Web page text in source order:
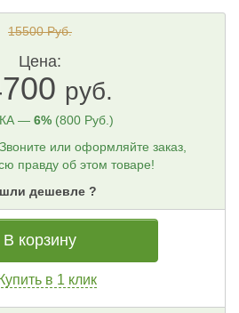
15500 Руб.
Цена:
руб.
— 6% (800 Руб.)
или оформляйте заказ,
правду об этом товаре!
дешевле ?
В корзину
Купить в 1 клик